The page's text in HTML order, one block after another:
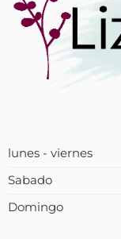
lunes - viernes
Sabado
Domingo